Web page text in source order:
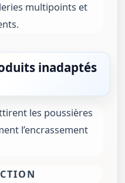
multipoints et
inadaptés
les poussières
l’encrassement